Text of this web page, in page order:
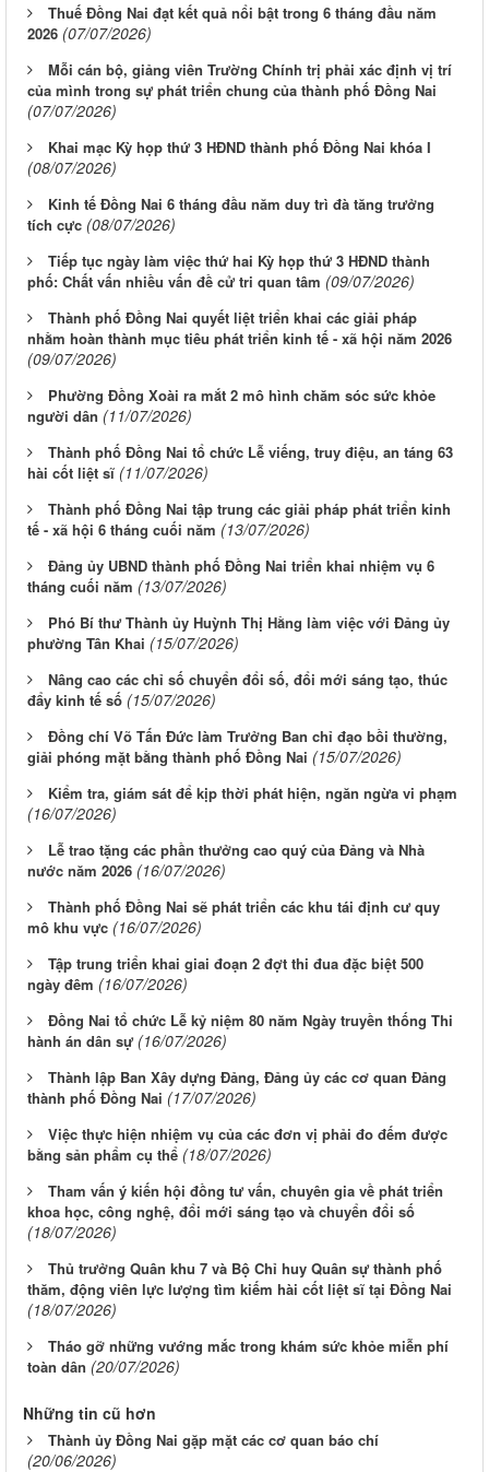
Thuế Đồng Nai đạt kết quả nổi bật trong 6 tháng đầu năm
2026 (07/07/2026)
Mỗi cán bộ, giảng viên Trường Chính trị phải xác định vị trí
của mình trong sự phát triển chung của thành phố Đồng Nai
(07/07/2026)
Khai mạc Kỳ họp thứ 3 HĐND thành phố Đồng Nai khóa I
(08/07/2026)
Kinh tế Đồng Nai 6 tháng đầu năm duy trì đà tăng trưởng
tích cực (08/07/2026)
Tiếp tục ngày làm việc thứ hai Kỳ họp thứ 3 HĐND thành
phố: Chất vấn nhiều vấn đề cử tri quan tâm (09/07/2026)
Thành phố Đồng Nai quyết liệt triển khai các giải pháp
nhằm hoàn thành mục tiêu phát triển kinh tế - xã hội năm 2026
(09/07/2026)
Phường Đồng Xoài ra mắt 2 mô hình chăm sóc sức khỏe
người dân (11/07/2026)
Thành phố Đồng Nai tổ chức Lễ viếng, truy điệu, an táng 63
hài cốt liệt sĩ (11/07/2026)
Thành phố Đồng Nai tập trung các giải pháp phát triển kinh
tế - xã hội 6 tháng cuối năm (13/07/2026)
Đảng ủy UBND thành phố Đồng Nai triển khai nhiệm vụ 6
tháng cuối năm (13/07/2026)
Phó Bí thư Thành ủy Huỳnh Thị Hằng làm việc với Đảng ủy
phường Tân Khai (15/07/2026)
Nâng cao các chỉ số chuyển đổi số, đổi mới sáng tạo, thúc
đẩy kinh tế số (15/07/2026)
Đồng chí Võ Tấn Đức làm Trưởng Ban chỉ đạo bồi thường,
giải phóng mặt bằng thành phố Đồng Nai (15/07/2026)
Kiểm tra, giám sát để kịp thời phát hiện, ngăn ngừa vi phạm
(16/07/2026)
Lễ trao tặng các phần thưởng cao quý của Đảng và Nhà
nước năm 2026 (16/07/2026)
Thành phố Đồng Nai sẽ phát triển các khu tái định cư quy
mô khu vực (16/07/2026)
Tập trung triển khai giai đoạn 2 đợt thi đua đặc biệt 500
ngày đêm (16/07/2026)
Đồng Nai tổ chức Lễ kỷ niệm 80 năm Ngày truyền thống Thi
hành án dân sự (16/07/2026)
Thành lập Ban Xây dựng Đảng, Đảng ủy các cơ quan Đảng
thành phố Đồng Nai (17/07/2026)
Việc thực hiện nhiệm vụ của các đơn vị phải đo đếm được
bằng sản phẩm cụ thể (18/07/2026)
Tham vấn ý kiến hội đồng tư vấn, chuyên gia về phát triển
khoa học, công nghệ, đổi mới sáng tạo và chuyển đổi số
(18/07/2026)
Thủ trưởng Quân khu 7 và Bộ Chỉ huy Quân sự thành phố
thăm, động viên lực lượng tìm kiếm hài cốt liệt sĩ tại Đồng Nai
(18/07/2026)
Tháo gỡ những vướng mắc trong khám sức khỏe miễn phí
toàn dân (20/07/2026)
Những tin cũ hơn
Thành ủy Đồng Nai gặp mặt các cơ quan báo chí
(20/06/2026)